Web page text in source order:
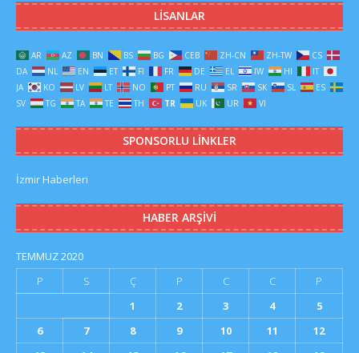
LISANLAR
AR AZ BN BS BG CEB ZH-CN ZH-TW
CS
DA
NL EN ET FI FR DE EL IW HI
IT
JA
KO LV LT NO PT RU SR SK SL
ES
SV
TG TA TE TH TR UK UR VI
SPONSORLU LINKLER
İzmir Haberleri
HABER ARŞIVI
TEMMUZ 2020
P
S Ç P C C
P
1
2 3 4
5
6
7 8 9 10 11
12